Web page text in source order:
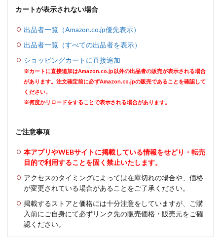
カートが表示されない場合
出品者一覧（Amazon.co.jp優先表示）
出品者一覧（すべての出品者を表示）
ショッピングカートに直接追加
※カートに直接追加はAmazon.co.jp以外の出品者の販売が表示される場合
があります。注文確定前に必ずAmazon.co.jpの販売であることを確認して
ください。
※何度かリロードをすることで表示される場合があります。
ご注意事項
本アプリやWEBサイトに掲載している情報をせどり・転売
目的で利用することを固く禁止いたします。
アクセスのタイミングによっては在庫切れの場合や、価格
が変更されている場合があることをご了承ください。
掲載するストアと価格には十分注意をしていますが、ご購
入前にご自身にて必ずリンク先の販売価格・販売元をご確
認ください。